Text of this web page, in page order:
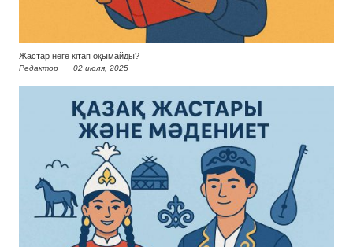
Жастар неге кітап оқымайды?
Редактор 02 июля, 2025